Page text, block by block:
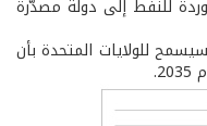
للنفط إلى دولة مصدّرة
للولايات المتحدة بأن